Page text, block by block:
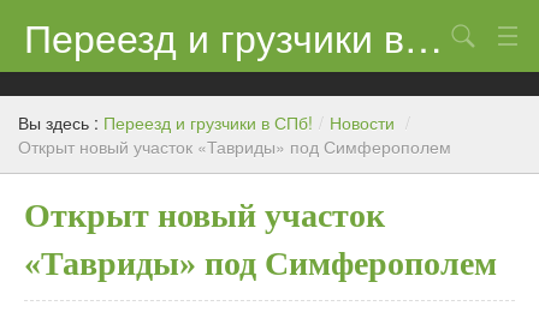
Переезд и грузчики в СПб!
Контакты
Цены
Поиск
Вы здесь : Переезд и грузчики в СПб! / Новости /
Открыт новый участок «Тавриды» под Симферополем
Открыт новый участок
«Тавриды» под Симферополем